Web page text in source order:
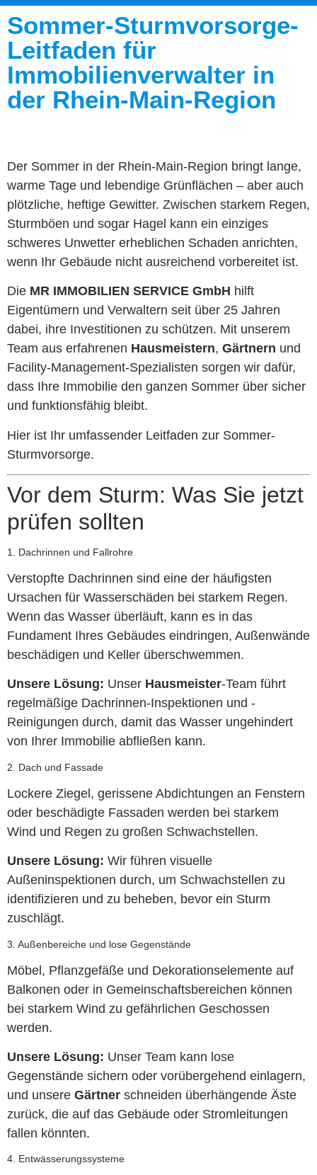
Sommer-Sturmvorsorge-
Leitfaden für
Immobilienverwalter in
der Rhein-Main-Region
Der Sommer in der Rhein-Main-Region bringt lange,
warme Tage und lebendige Grünflächen – aber auch
plötzliche, heftige Gewitter. Zwischen starkem Regen,
Sturmböen und sogar Hagel kann ein einziges
schweres Unwetter erheblichen Schaden anrichten,
wenn Ihr Gebäude nicht ausreichend vorbereitet ist.
Die MR IMMOBILIEN SERVICE GmbH hilft
Eigentümern und Verwaltern seit über 25 Jahren
dabei, ihre Investitionen zu schützen. Mit unserem
Team aus erfahrenen Hausmeistern, Gärtnern und
Facility-Management-Spezialisten sorgen wir dafür,
dass Ihre Immobilie den ganzen Sommer über sicher
und funktionsfähig bleibt.
Hier ist Ihr umfassender Leitfaden zur Sommer-
Sturmvorsorge.
Vor dem Sturm: Was Sie jetzt
prüfen sollten
1. Dachrinnen und Fallrohre
Verstopfte Dachrinnen sind eine der häufigsten
Ursachen für Wasserschäden bei starkem Regen.
Wenn das Wasser überläuft, kann es in das
Fundament Ihres Gebäudes eindringen, Außenwände
beschädigen und Keller überschwemmen.
Unsere Lösung: Unser Hausmeister-Team führt
regelmäßige Dachrinnen-Inspektionen und -
Reinigungen durch, damit das Wasser ungehindert
von Ihrer Immobilie abfließen kann.
2. Dach und Fassade
Lockere Ziegel, gerissene Abdichtungen an Fenstern
oder beschädigte Fassaden werden bei starkem
Wind und Regen zu großen Schwachstellen.
Unsere Lösung: Wir führen visuelle
Außeninspektionen durch, um Schwachstellen zu
identifizieren und zu beheben, bevor ein Sturm
zuschlägt.
3. Außenbereiche und lose Gegenstände
Möbel, Pflanzgefäße und Dekorationselemente auf
Balkonen oder in Gemeinschaftsbereichen können
bei starkem Wind zu gefährlichen Geschossen
werden.
Unsere Lösung: Unser Team kann lose
Gegenstände sichern oder vorübergehend einlagern,
und unsere Gärtner schneiden überhängende Äste
zurück, die auf das Gebäude oder Stromleitungen
fallen könnten.
4. Entwässerungssysteme